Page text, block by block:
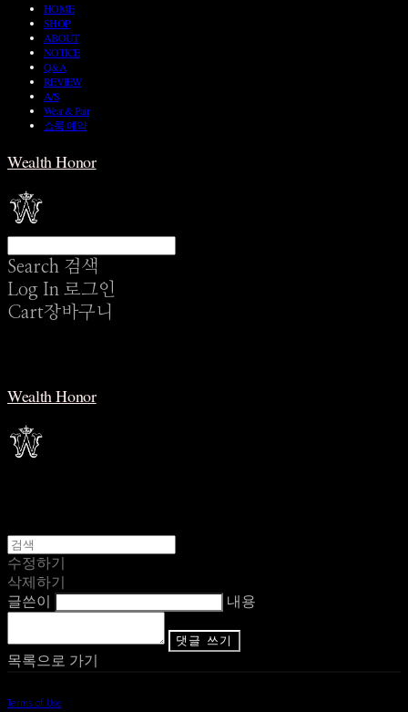
HOME
SHOP
ABOUT
NOTICE
Q&A
REVIEW
A/S
Wear & Pair
쇼룸 예약
Wealth Honor
Search 검색
Log In 로그인
Cart장바구니
Wealth Honor
수정하기
삭제하기
글쓴이
내용
댓글 쓰기
목록으로 가기
Terms of Use